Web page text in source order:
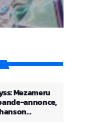
Mezameru
annonce,